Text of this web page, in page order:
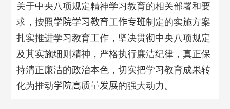
关于中央八项规定精神学习教育的相关部署和要
求，按照学院学习教育工作专班制定的实施方案
扎实推进学习教育工作，坚决贯彻中央八项规定
及其实施细则精神，严格执行廉洁纪律，真正保
持清正廉洁的政治本色，切实把学习教育成果转
化为推动学院高质量发展的强大动力。